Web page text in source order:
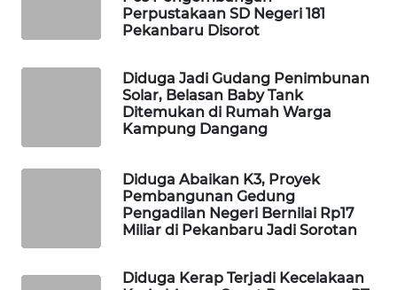
Perpustakaan SD Negeri 181
Pekanbaru Disorot
Diduga Jadi Gudang Penimbunan
Solar, Belasan Baby Tank
Ditemukan di Rumah Warga
Kampung Dangang
Diduga Abaikan K3, Proyek
Pembangunan Gedung
Pengadilan Negeri Bernilai Rp17
Miliar di Pekanbaru Jadi Sorotan
Diduga Kerap Terjadi Kecelakaan
MAWAKA
PLN